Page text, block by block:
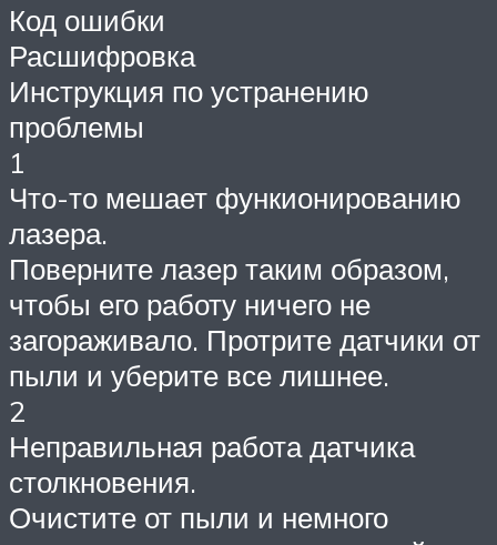
Код ошибки
Расшифровка
Инструкция по устранению
проблемы
1
Что-то мешает функионированию
лазера.
Поверните лазер таким образом,
чтобы его работу ничего не
загораживало. Протрите датчики от
пыли и уберите все лишнее.
2
Неправильная работа датчика
столкновения.
Очистите от пыли и немного